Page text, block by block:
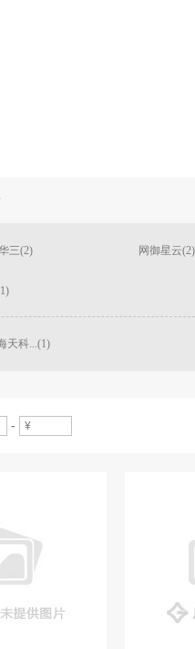
三(2) 网御星云(2)
天科...(1)
-